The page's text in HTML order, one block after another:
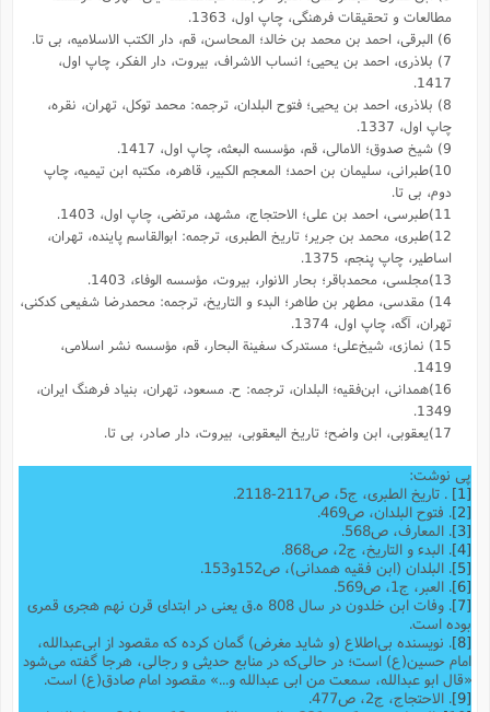
مطالعات و تحقیقات فرهنگی، چاپ اول، 1363.
6) البرقی، احمد بن محمد بن خالد؛ المحاسن،‌ قم،‌ دار الکتب الاسلامیه، بی تا.
7) بلاذری، احمد بن یحیی؛ انساب الاشراف، بیروت، دار الفکر، چاپ اول،
1417.
8) بلاذری، احمد بن یحیی؛ فتوح البلدان، ترجمه: محمد توکل، تهران، نقره،
چاپ اول، 1337.
9) شیخ صدوق؛ الامالی، قم، مؤسسه البعثه، چاپ اول، 1417.
10)طبرانی، سلیمان بن احمد؛ المعجم الکبیر، قاهره، مکتبه ابن تیمیه، چاپ
دوم، بی تا.
11)طبرسی، احمد بن علی؛ الاحتجاج، مشهد، مرتضی، چاپ اول، 1403.
12)طبری، محمد بن جریر؛ تاریخ الطبری، ترجمه: ابوالقاسم پاینده، تهران،
اساطیر، چاپ پنجم، 1375.
13)مجلسی، محمدباقر؛ بحار الانوار، بیروت، مؤسسه الوفاء، 1403.
14) مقدسى، مطهر بن طاهر؛ البدء و التاریخ، ترجمه: محمد‌رضا شفیعى کدکنى،
تهران، آگه، چاپ اول، 1374.
15) نمازی، شیخ‌علی؛ مستدرک سفینة البحار، قم، مؤسسه نشر اسلامی،
1419.
16)همدانی، ابن‌فقیه؛ البلدان، ترجمه: ح. مسعود، تهران، بنیاد فرهنگ ایران،
1349.
17)یعقوبى، ابن واضح؛ تاریخ الیعقوبى، بیروت، دار صادر، بی تا.
پی نوشت:
. تاریخ الطبری، ج5، ص2117-2118.
. فتوح البلدان، ص469.
. المعارف، ص568.
. البدء و التاریخ، ج2، ص868.
. البلدان (ابن فقیه همدانی)، ص152و153.
. العبر، ج1، ص569.
. وفات ابن خلدون در سال 808 ه.ق یعنی در ابتدای قرن نهم هجری قمری
بوده است.
. نویسنده بی‌اطلاع (و شاید مغرض) گمان کرده که مقصود از ابی‌عبدالله،
امام حسین(ع) است؛ در حالی‌که در منابع حدیثی و رجالی، هرجا گفته می‌شود
«قال ابو عبدالله، سمعت من ابی عبدالله و...» مقصود امام صادق(ع) است.
. الاحتجاج، ج2، ص477.